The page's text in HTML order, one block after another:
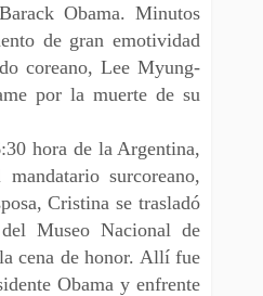
Obama. Minutos
de gran emotividad
coreano, Lee Myung-
por la muerte de su
hora de la Argentina,
surcoreano,
Cristina se trasladó
Museo Nacional de
cena de honor. Allí fue
Obama y enfrente